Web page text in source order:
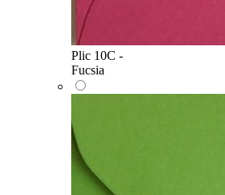
Plic 10C -
Fucsia